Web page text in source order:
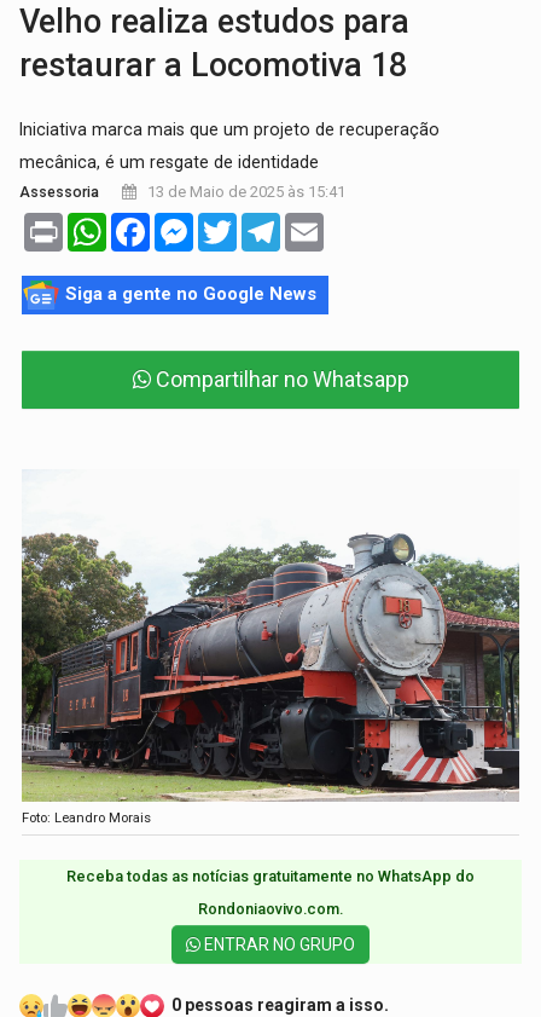
Velho realiza estudos para
restaurar a Locomotiva 18
Iniciativa marca mais que um projeto de recuperação
mecânica, é um resgate de identidade
Assessoria 13 de Maio de 2025 às 15:41
Print WhatsAppFacebookMessenger
TwitterTelegram
Siga a gente no Google News
Compartilhar no Whatsapp
Foto: Leandro Morais
Receba todas as notícias gratuitamente no WhatsApp do
Rondoniaovivo.com.​
ENTRAR NO GRUPO
0 pessoas reagiram a isso.